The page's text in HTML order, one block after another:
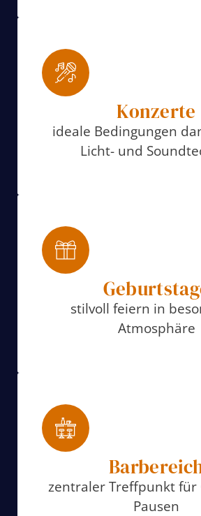
Konzerte
ideale Bedingungen
Licht- und
stilvoll feiern in
Atmosphäre
zentraler Treffpunkt für
Pausen